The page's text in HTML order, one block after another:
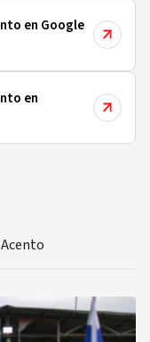
en Google
en